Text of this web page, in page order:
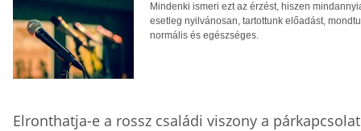
Mindenki ismeri ezt az érzést, hiszen
esetleg nyilvánosan, tartottunk előadást,
normális és egészséges.
Elronthatja-e a rossz családi viszony a